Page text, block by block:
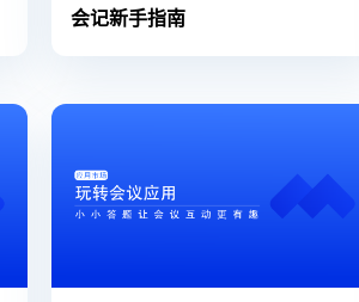
会记新手指南